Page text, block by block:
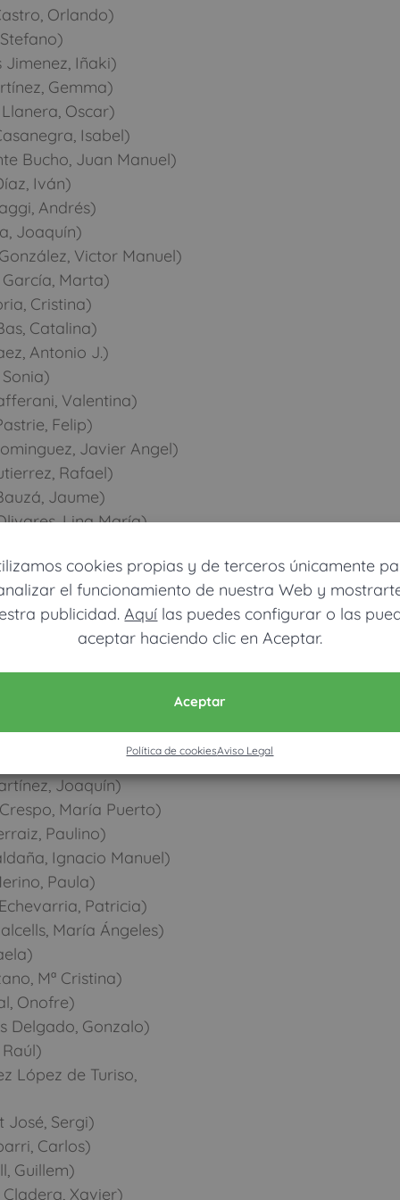
cookies propias y de terceros únicamente
el funcionamiento de nuestra Web y
publicidad.Aquí las puedes configurar o las
aceptar haciendo clic en Aceptar.
Aceptar
Política de cookiesAviso Legal
Orlando)
Iñaki)
Gemma)
Oscar)
Isabel)
Bucho, Juan Manuel)
Iván)
Andrés)
Joaquín)
Victor Manuel)
Marta)
Cristina)
Catalina)
Antonio J.)
Valentina)
Felip)
Javier Angel)
Rafael)
Jaume)
Lina María)
Luis)
Diego)
Esther)
Francisco Jesús)
Cristina)
Joaquín)
María Puerto)
Paulino)
Ignacio Manuel)
Paula)
Patricia)
María Ángeles)
Mª Cristina)
Onofre)
Delgado, Gonzalo)
López de Turiso,
Sergi)
Carlos)
Guillem)
Xavier)